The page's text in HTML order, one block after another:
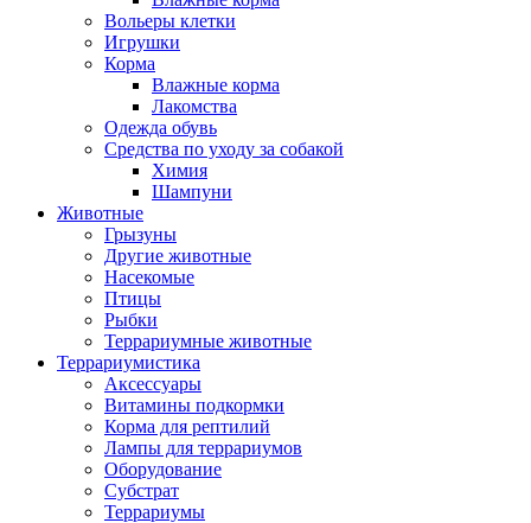
Вольеры клетки
Игрушки
Корма
Влажные корма
Лакомства
Одежда обувь
Средства по уходу за собакой
Химия
Шампуни
Животные
Грызуны
Другие животные
Насекомые
Птицы
Рыбки
Террариумные животные
Террариумистика
Аксессуары
Витамины подкормки
Корма для рептилий
Лампы для террариумов
Оборудование
Субстрат
Террариумы